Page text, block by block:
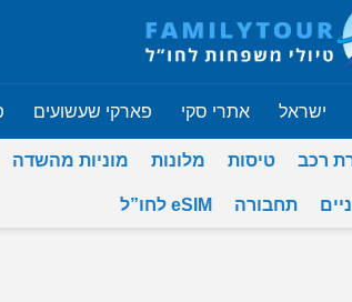
ישראל אתרי סקי פארקי שעשועים
רכב טיסות מלונות מוניות מהשדה
תחבורה eSIM לחו”ל